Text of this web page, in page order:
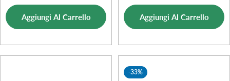
di
vendita
normale
Aggiungi Al Carrello
vendita
Aggiungi Al Carrello
-33%